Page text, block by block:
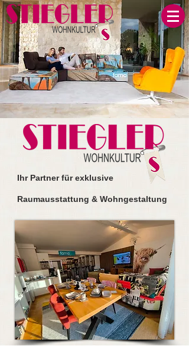
Ihr Partner für exklusive
Raumausstattung & Wohngestaltung